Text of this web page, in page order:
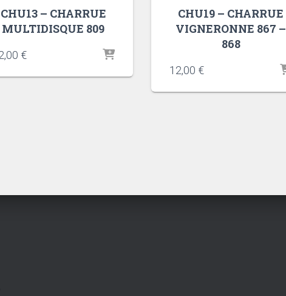
CHU13 – CHARRUE
MULTIDISQUE 809
€
CHU19 – CHARRUE
VIGNERONNE 867 –
868
12,00 €